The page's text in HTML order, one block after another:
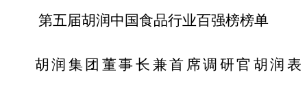
第五届胡润中国食品行业百强榜榜单
胡润集团董事长兼首席调研官胡润表